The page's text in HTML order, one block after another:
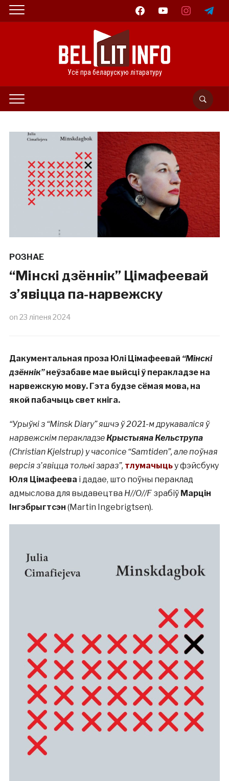
facebookyoutube instagramtelegram
Усё пра беларускую літаратуру
РОЗНАЕ
“Мінскі дзённік” Цімафеевай
з’явіцца па-нарвежску
on 23 ліпеня 2024
Дакументальная проза Юлі Цімафеевай “Мінскі
дзённік”неўзабаве мае выйсці ў перакладзе на
нарвежскую мову. Гэта будзе сёмая мова, на
якой пабачыць свет кніга.
“Урыўкі з “Minsk Diary” яшчэ ў 2021-м друкаваліся ў
нарвежскім перакладзеКрыстыяна Кельструпа
(Christian Kjelstrup) у часопісе “Samtiden”, але поўная
версія з’явіцца толькі зараз”, тлумачыцьу фэйсбуку
Юля Цімафеева і дадае, што поўны пераклад
адмыслова для выдавецтва H//O//Fзрабіў Марцін
Інгэбрыгтсэн (Martin Ingebrigtsen).